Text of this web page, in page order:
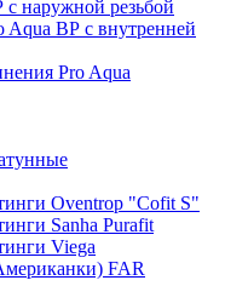
наружной резьбой
Aqua ВР с внутренней
Pro Aqua
Oventrop "Cofit S"
Sanha Purafit
Viega
FAR